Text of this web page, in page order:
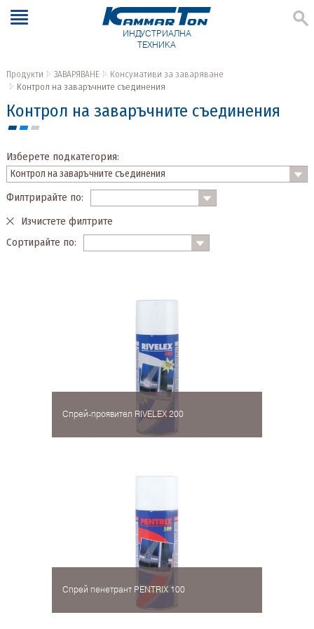
ИНДУСТРИАЛНА
ТЕХНИКА
Продукти ЗАВАРЯВАНЕ
Консумативи за заваряване
Контрол на заваръчните съединения
Контрол на заваръчните съединения
Изберете подкатегория:
Филтрирайте по:
Изчистете филтрите
Сортирайте по:
Спрей-проявител RIVELEX 200
Спрей пенетрант PENTRIX 100